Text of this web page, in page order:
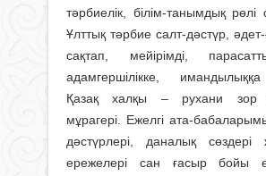
тәрбиелік, білім-танымдық рөлі
Ұлттық тәрбие салт-дәстүр,
сақтап, мейірімді,
адамгершілікке,
Қазақ халқы – рухани зор
мұрагері. Ежелгі ата-
дәстүрлері, даналық
ережелері сан ғасыр бойы